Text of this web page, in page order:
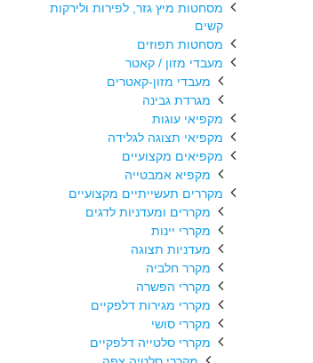
מסחטות מיץ גזר, לפירות ולירקות
קשים
מסחטות תפוזים
מעבדי מזון / קאטר
מעבדי מזון-קאטרים
מגרדת גבינה
מקפיאי עוגות
מקפיאי תצוגה לגלידה
מקפיאים מקצועיים
מקפיא אמבטייה
מקררים תעשייתיים מקצועיים
מקררים ומעדניות לדגים
מקררי יינות
מעדניות תצוגה
מקרר חלביה
מקררי הפשרה
מקררי מגירות דלפקיים
מקררי סושי
מקררי סלטייה דלפקיים